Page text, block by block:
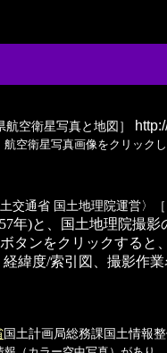
空衛星写真と地図］
空衛星写真画像をクリック
土交通省 国土地理院運営〉
年)と、国土地理院撮
タンをクリックする
緯度/索引図、撮影作
国土計画局総務課国土情報